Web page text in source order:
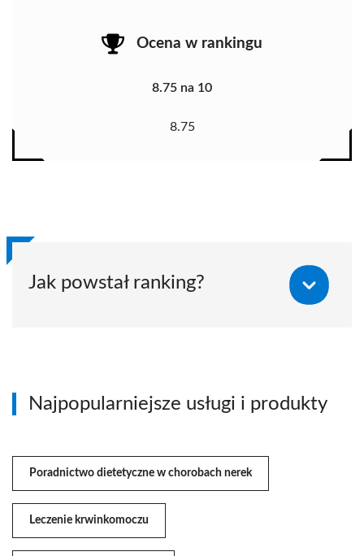
Ocena w rankingu
8.75 na 10
8.75
Jak powstał ranking?
Najpopularniejsze usługi i produkty
Poradnictwo dietetyczne w chorobach nerek
Leczenie krwinkomoczu